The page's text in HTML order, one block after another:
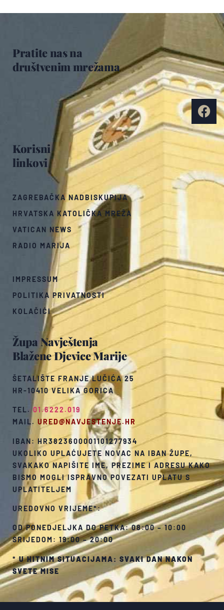
Župa Navještenja
Blažene Djevice Marije
ŠETALIŠTE FRANJE LUČIĆA 25
HR-10410 VELIKA GORICA
TEL.01.6222.019
MAIL. URED@NAVJESTENJE.HR
IBAN: HR3823600001101277934
UKOLIKO UPLAĆUJETE NOVAC NA IBAN ŽUPE,
SVAKAKO NAPIŠITE IME, PREZIME I ADRESU KAKO
BISMO MOGLI ISPRAVNO POVEZATI UPLATU S
UPLATITELJEM
UREDOVNO VRIJEME*:
OD PONEDJELJKA DO PETKA: 08:00 – 10:00
SRIJEDOM: 19:00 – 20:00
*U HITNIM SITUACIJAMA: SVAKI DAN NAKON
SVETE MISE
Korisni
linkovi
ZAGREBAČKA NADBISKUPIJA
HRVATSKA KATOLIČKA MREŽA
VATICAN NEWS
RADIO MARIJA
IMPRESSUM
POLITIKA PRIVATNOSTI
KOLAČIĆI
Pratite nas na
društvenim mrežama